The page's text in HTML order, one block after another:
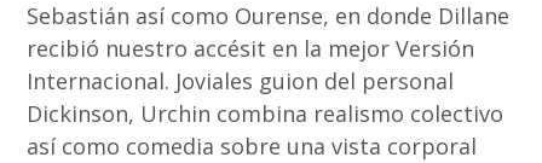
Sebastián así­ como Ourense, en donde Dillane
recibió nuestro accésit en la mejor Versión
Internacional. Joviales guion del personal
Dickinson, Urchin combina realismo colectivo
así­ como comedia sobre una vista corporal